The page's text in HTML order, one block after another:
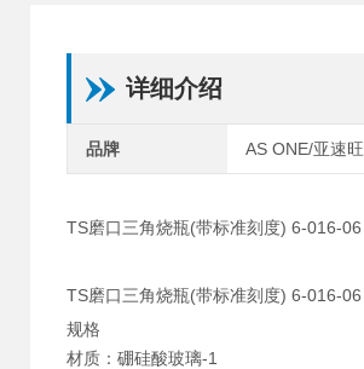
详细介绍
品牌 AS ONE/亚速旺
TS磨口三角烧瓶(带标准刻度) 6-016-06
TS磨口三角烧瓶(带标准刻度) 6-016-06
规格
材质：硼硅酸玻璃-1